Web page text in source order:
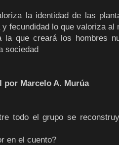
la identidad de las
fecundidad lo que valoriza al
la que creará los hombres
sociedad
por Marcelo A. Murúa
todo el grupo se
en el cuento?